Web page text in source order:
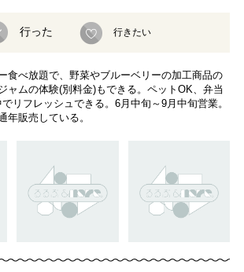
行った 行きたい
食べ放題で、野菜やブルーベリーの加工商品の
ャムの体験(別料金)もできる。ペットOK、弁当
リフレッシュできる。6月中旬～9月中旬営業。
年販売している。